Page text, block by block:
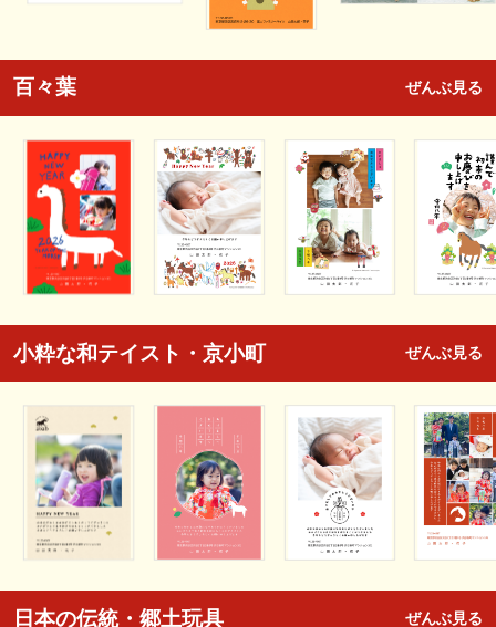
百々葉 ぜんぶ見る
小粋な和テイスト・京小町 ぜんぶ見る
日本の伝統・郷土玩具 ぜんぶ見る